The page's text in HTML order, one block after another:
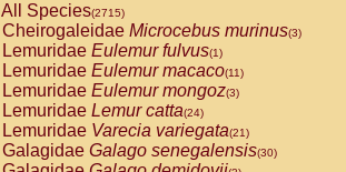
All Species(2715)
Cheirogaleidae Microcebus murinus(3)
Lemuridae Eulemur fulvus(1)
Lemuridae Eulemur macaco(11)
Lemuridae Eulemur mongoz(3)
Lemuridae Lemur catta(24)
Lemuridae Varecia variegata(21)
Galagidae Galago senegalensis(30)